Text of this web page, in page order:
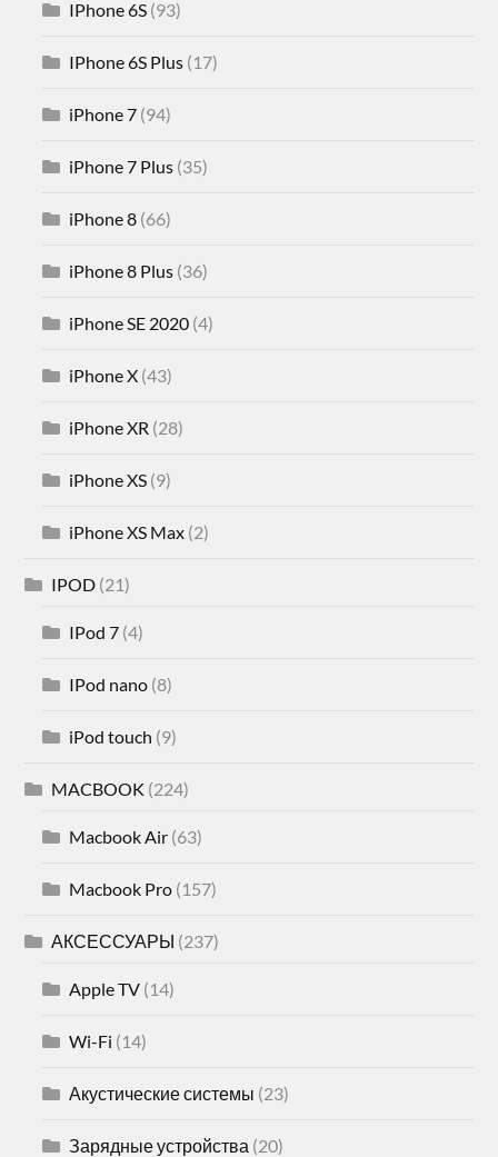
IPhone 6S (93)
IPhone 6S Plus (17)
iPhone 7 (94)
iPhone 7 Plus (35)
iPhone 8 (66)
iPhone 8 Plus (36)
iPhone SE 2020 (4)
iPhone X (43)
iPhone XR (28)
iPhone XS (9)
iPhone XS Max (2)
IPOD (21)
IPod 7 (4)
IPod nano (8)
iPod touch (9)
MACBOOK (224)
Macbook Air (63)
Macbook Pro (157)
АКСЕССУАРЫ (237)
Apple TV (14)
Wi-Fi (14)
Акустические системы (23)
Зарядные устройства (20)